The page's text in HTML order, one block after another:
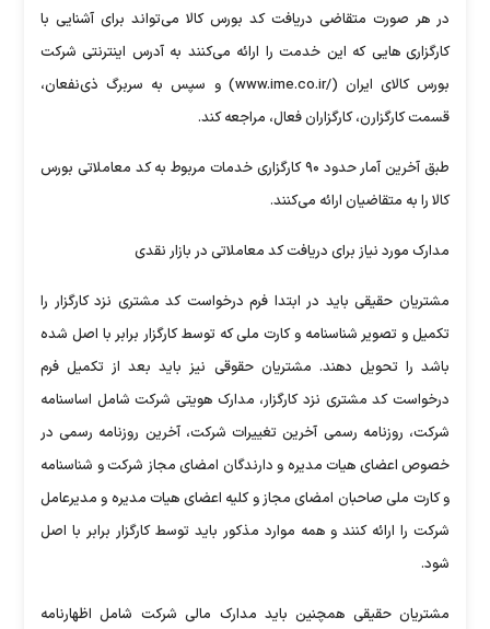
در هر صورت متقاضی دریافت کد بورس کالا می‌تواند برای آشنایی با
کارگزاری هایی که این خدمت را ارائه می‌کنند به آدرس اینترنتی شرکت
بورس کالای ایران (/www.ime.co.ir) و سپس به سربرگ ذی‌نفعان،
قسمت کارگزارن، کارگزاران فعال، مراجعه کند.
طبق آخرین آمار حدود ۹۰ کارگزاری خدمات مربوط به کد معاملاتی بورس
کالا را به متقاضیان ارائه می‌کنند.
مدارک مورد نیاز برای دریافت کد معاملاتی در بازار نقدی
مشتریان حقیقی باید در ابتدا فرم درخواست کد مشتری نزد کارگزار را
تکمیل و تصویر شناسنامه و کارت ملی که توسط کارگزار برابر با اصل شده
باشد را تحویل دهند. مشتریان حقوقی نیز باید بعد از تکمیل فرم
درخواست کد مشتری نزد کارگزار، مدارک هویتی شرکت شامل اساسنامه
شرکت، روزنامه رسمی آخرین تغییرات شرکت، آخرین روزنامه رسمی در
خصوص اعضای هیات مدیره و دارندگان امضای مجاز شرکت و شناسنامه
و کارت ملی صاحبان امضای مجاز و کلیه اعضای هیات مدیره و مدیرعامل
شرکت را ارائه کنند و همه موارد مذکور باید توسط کارگزار برابر با اصل
شود.
مشتریان حقیقی همچنین باید مدارک مالی شرکت شامل اظهارنامه